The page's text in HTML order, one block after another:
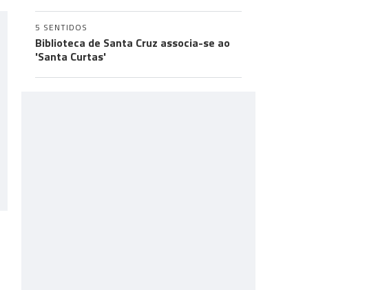
5 SENTIDOS
Biblioteca de Santa Cruz associa-se ao
'Santa Curtas'